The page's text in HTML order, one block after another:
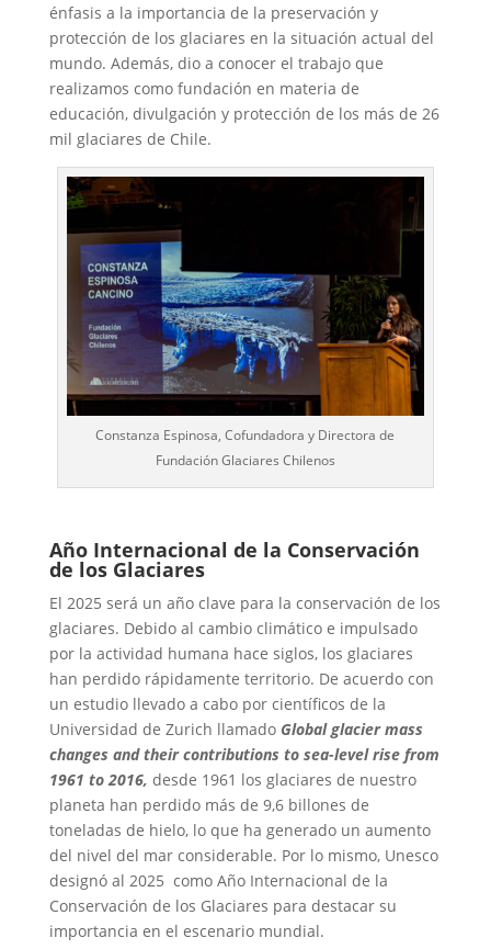
énfasis a la importancia de la preservación y
protección de los glaciares en la situación actual del
mundo. Además, dio a conocer el trabajo que
realizamos como fundación en materia de
educación, divulgación y protección de los más de 26
mil glaciares de Chile.
Constanza Espinosa, Cofundadora y Directora de
Fundación Glaciares Chilenos
Año Internacional de la Conservación
de los Glaciares
El 2025 será un año clave para la conservación de los
glaciares. Debido al cambio climático e impulsado
por la actividad humana hace siglos, los glaciares
han perdido rápidamente territorio. De acuerdo con
un estudio llevado a cabo por científicos de la
Universidad de Zurich llamado Global glacier mass
changes and their contributions to sea-level rise from
1961 to 2016, desde 1961 los glaciares de nuestro
planeta han perdido más de 9,6 billones de
toneladas de hielo, lo que ha generado un aumento
del nivel del mar considerable. Por lo mismo, Unesco
designó al 2025 como Año Internacional de la
Conservación de los Glaciares para destacar su
importancia en el escenario mundial.